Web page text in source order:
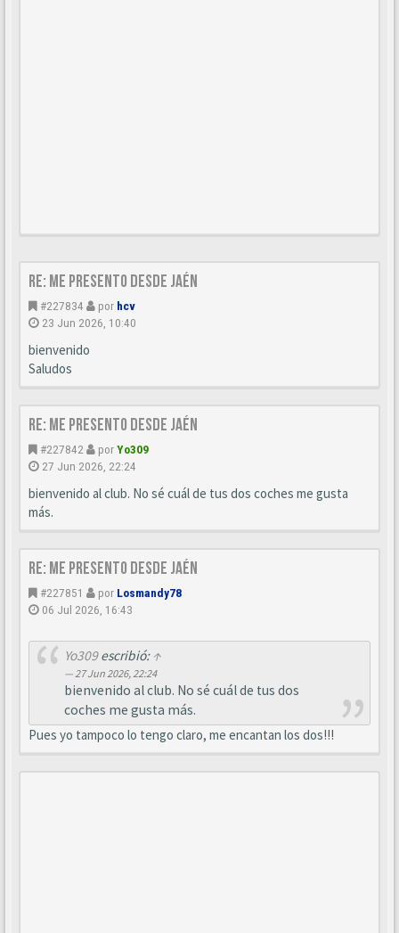
Re: Me presento desde Jaén
#227834 por hcv
23 Jun 2026, 10:40
bienvenido
Saludos
Re: Me presento desde Jaén
#227842 porYo309
27 Jun 2026, 22:24
bienvenido al club. No sé cuál de tus dos coches me gusta
más.
Re: Me presento desde Jaén
#227851 por Losmandy78
06 Jul 2026, 16:43
Yo309escribió: ↑
27 Jun 2026, 22:24
bienvenido al club. No sé cuál de tus dos
coches me gusta más.
Pues yo tampoco lo tengo claro, me encantan los dos!!!